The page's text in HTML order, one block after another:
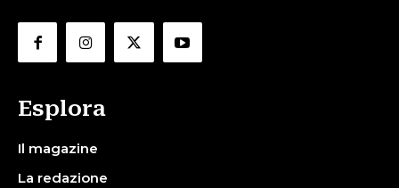
Esplora
Il magazine
La redazione